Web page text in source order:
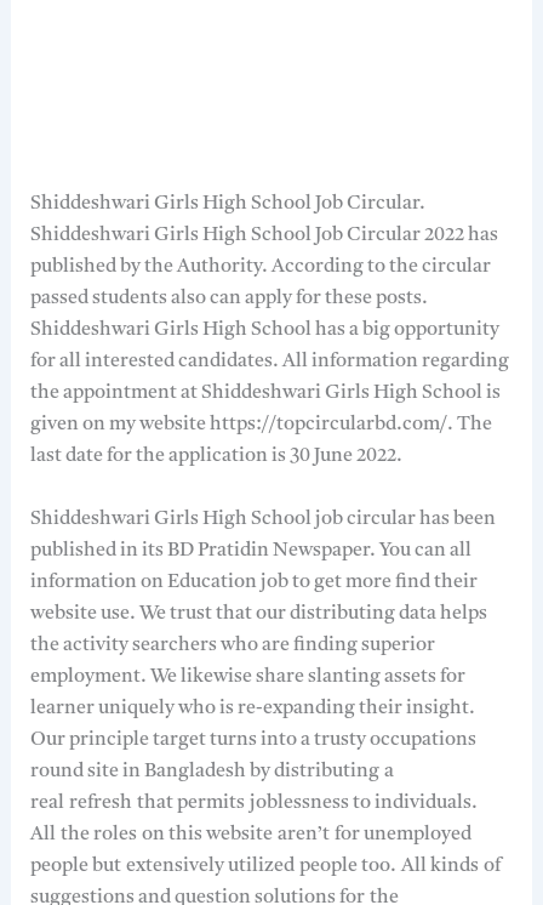
Shiddeshwari Girls High School Job Circular.
Shiddeshwari Girls High School Job Circular 2022 has
published by the Authority. According to the circular
passed students also can apply for these posts.
Shiddeshwari Girls High School has a big opportunity
for all interested candidates. All information regarding
the appointment at Shiddeshwari Girls High School is
given on my website https://topcircularbd.com/. The
last date for the application is 30 June 2022.
Shiddeshwari Girls High School job circular has been
published in its BD Pratidin Newspaper. You can all
information on Education job to get more find their
website use. We trust that our distributing data helps
the activity searchers who are finding superior
employment. We likewise share slanting assets for
learner uniquely who is re-expanding their insight.
Our principle target turns into a trusty occupations
round site in Bangladesh by distributing a
real refresh that permits joblessness to individuals.
All the roles on this website aren’t for unemployed
people but extensively utilized people too.All kinds of
suggestions and question solutions for the